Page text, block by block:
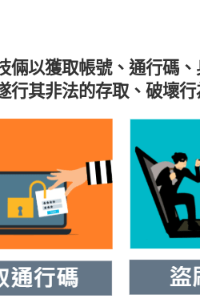
倆以獲取帳號、通行碼
其非法的存取、破壞行